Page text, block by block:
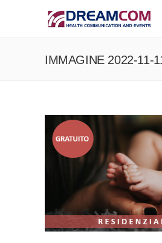
IMMAGINE 2022-11-